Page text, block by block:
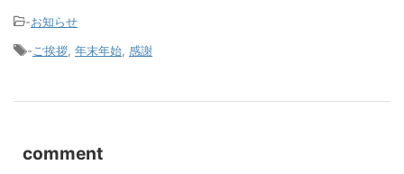
-お知らせ
- ご挨拶 年末年始 感謝
comment